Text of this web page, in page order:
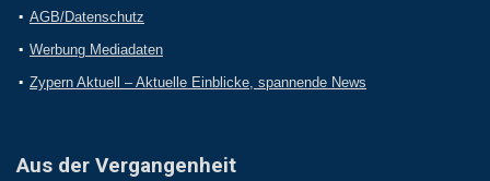
AGB/Datenschutz
Werbung Mediadaten
Zypern Aktuell – Aktuelle Einblicke, spannende News
Aus der Vergangenheit